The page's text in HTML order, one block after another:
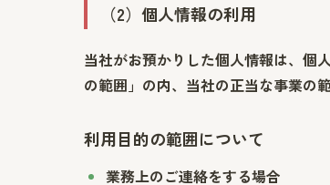
（2）個人情報の利用
当社がお預かりした個人情報は、個
の範囲」の内、当社の正当な事業の
利用目的の範囲について
業務上のご連絡をする場合